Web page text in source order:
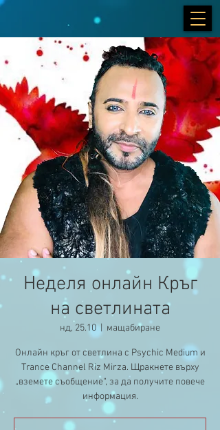
Неделя онлайн Кръг
на светлината
нд, 25.10
  |
мащабиране
Онлайн кръг от светлина с Psychic Medium и
Trance Channel Riz Mirza. Щракнете върху
„вземете съобщение“, за да получите повече
информация.